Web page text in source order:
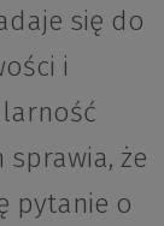
się do
i
że
pytanie o